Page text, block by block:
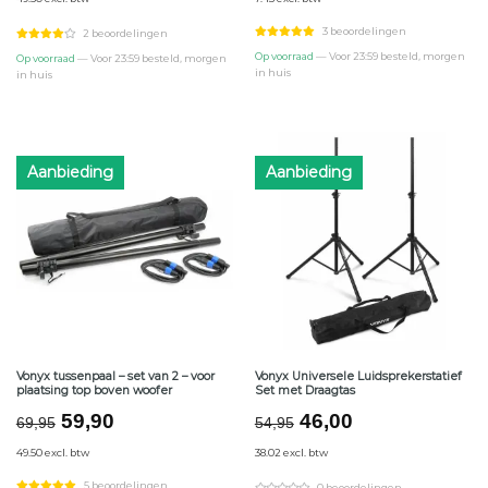
was:
€74,95.€59,90.
2 beoordelingen
Op voorraad — Voor 23:59 besteld, morgen
in huis
was:
€9,95.€8,99.
3 beoordelingen
Op voorraad — Voor 23:59 besteld, morgen
in huis
Aanbieding
Vonyx tussenpaal – set van 2 – voor
plaatsing top boven woofer
69,95 Oorspronkelijke
prijs
was:
€69,95.
59,90Huidige
€59,90.
49.50 excl. btw
Aanbieding
Vonyx Universele Luidsprekerstatief
Set met Draagtas
54,95 Oorspronkelijke
prijs
was:
€54,95.
46,00Huidige
€46,00.
38.02 excl. btw